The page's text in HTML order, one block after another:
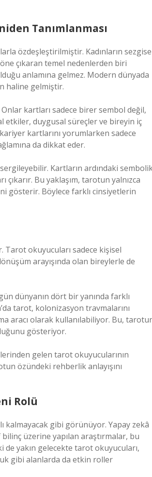
Tanımlanması
özdeşleştirilmiştir. Kadınların
çıkaran temel nedenlerden biri
anlamına gelmez. Modern dünyada
haline gelmiştir.
kartları sadece birer sembol değil,
etkiler, duygusal süreçler ve bireyin iç
kartlarını yorumlarken sadece
da dikkat eder.
Kartların ardındaki
Bu yaklaşım, tarotun yalnızca
gösterir. Böylece farklı cinsiyetlerin
Tarot okuyucuları sadece kişisel
arayışında olan bireylerle de
dünyanın dört bir yanında farklı
tarot, kolonizasyon travmalarını
aracı olarak kullanılabiliyor. Bu,
gösteriyor.
gelen tarot okuyucularının
özündeki rehberlik anlayışını
Rolü
kalmayacak gibi görünüyor. Yapay zekâ
üzerine yapılan araştırmalar, bu
de yakın gelecekte tarot okuyucuları,
gibi alanlarda da etkin roller